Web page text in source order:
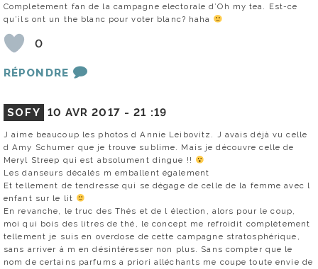
Completement fan de la campagne electorale d’Oh my tea. Est-ce
qu’ils ont un the blanc pour voter blanc? haha
0
RÉPONDRE
SOFY 10 AVR 2017 -21 :19
J aime beaucoup les photos d Annie Leibovitz. J avais déjà vu celle
d Amy Schumer que je trouve sublime. Mais je découvre celle de
Meryl Streep qui est absolument dingue !!
Les danseurs décalés m emballent également
Et tellement de tendresse qui se dégage de celle de la femme avec l
enfant sur le lit
En revanche, le truc des Thés et de l élection, alors pour le coup,
moi qui bois des litres de thé, le concept me refroidit complètement
tellement je suis en overdose de cette campagne stratosphérique,
sans arriver à m en désintéresser non plus. Sans compter que le
nom de certains parfums a priori alléchants me coupe toute envie de